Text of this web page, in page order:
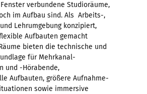
verbundene Studioräume,
im Aufbau sind. Als Arbeits-,
Lehrumgebung konzipiert,
Aufbauten gemacht
bieten die technische und
für Mehrkanal-
und -Hörabende,
Aufbauten, größere Aufnahme-
sowie immersive